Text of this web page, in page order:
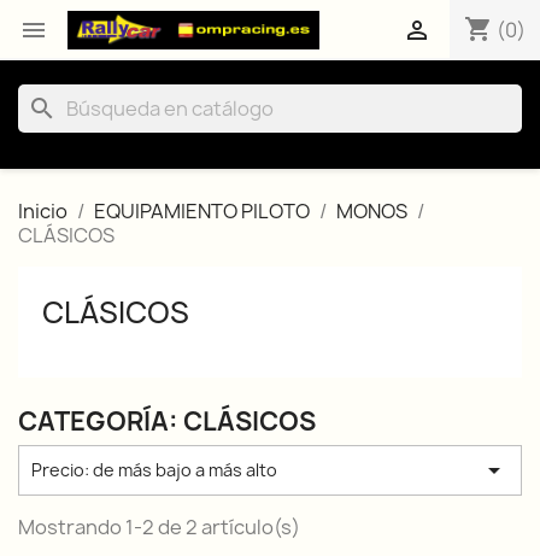
 shopping_cart (0)

search
Inicio EQUIPAMIENTO PILOTO
MONOS
CLÁSICOS
CLÁSICOS
CATEGORÍA: CLÁSICOS
Precio: de más bajo a más alto 
Mostrando 1-2 de 2 artículo(s)